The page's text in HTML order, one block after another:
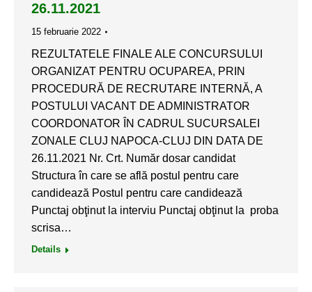
26.11.2021
15 februarie 2022
REZULTATELE FINALE ALE CONCURSULUI
ORGANIZAT PENTRU OCUPAREA, PRIN
PROCEDURĂ DE RECRUTARE INTERNĂ, A
POSTULUI VACANT DE ADMINISTRATOR
COORDONATOR ÎN CADRUL SUCURSALEI
ZONALE CLUJ NAPOCA-CLUJ DIN DATA DE
26.11.2021 Nr. Crt. Număr dosar candidat
Structura în care se află postul pentru care
candidează Postul pentru care candidează
Punctaj obţinut la interviu Punctaj obţinut la proba
scrisa…
Details